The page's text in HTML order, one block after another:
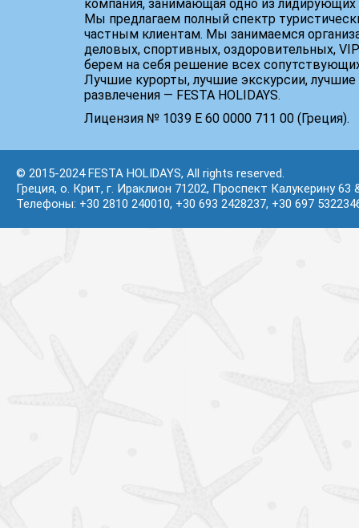
компания, занимающая одно из
Мы предлагаем полный спектр
частным клиентам. Мы занимаемся
деловых, спортивных, оздоровительных,
берем на себя решение всех
Лучшие курорты, лучшие экскурсии, лучшие
развлечения — FESTA HOLIDAYS.
Лицензия № 1039 Е 60 0000 711 00 (Греция).
© 2015-2024 FESTA HOLIDAYS, All rights reserved.
Греция, о. Крит, г. Ираклион 71202, Проспект Калукерину 63
Телефоны: +30 2810 240010, +30 693 2428237, +30 697